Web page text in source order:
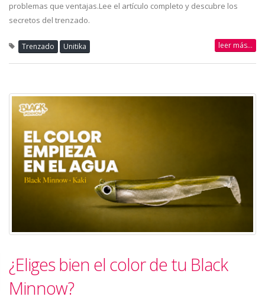
problemas que ventajas.Lee el artículo completo y descubre los
secretos del trenzado.
Trenzado Unitika leer más...
¿Eliges bien el color de tu Black
Minnow?